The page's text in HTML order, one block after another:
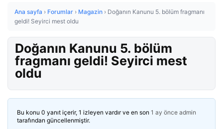
Ana sayfa › Forumlar › Magazin › Doğanın Kanunu 5. bölüm fragmanı
geldi! Seyirci mest oldu
Doğanın Kanunu 5. bölüm
fragmanı geldi! Seyirci mest
oldu
Bu konu 0 yanıt içerir, 1 izleyen vardır ve en son 1 ay önce admin
tarafından güncellenmiştir.